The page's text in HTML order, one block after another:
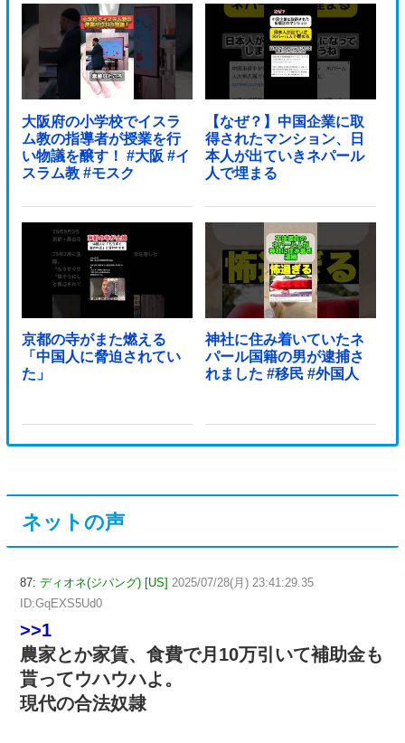
大阪府の小学校でイスラ
ム教の指導者が授業を行
い物議を醸す！ #大阪 #イ
スラム教 #モスク
【なぜ？】中国企業に取
得されたマンション、日
本人が出ていきネパール
人で埋まる
京都の寺がまた燃える
「中国人に脅迫されてい
た」
神社に住み着いていたネ
パール国籍の男が逮捕さ
れました #移民 #外国人
ネットの声
87: ディオネ(ジパング) [US] 2025/07/28(月) 23:41:29.35
ID:GqEXS5Ud0
>>1
農家とか家賃、食費で月10万引いて補助金も
貰ってウハウハよ。
現代の合法奴隷